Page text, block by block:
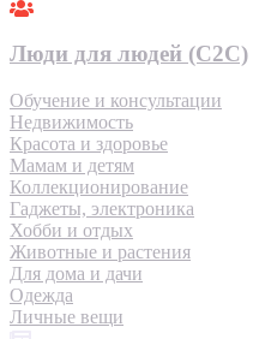
Люди для людей (С2С)
Обучение и консультации
Недвижимость
Красота и здоровье
Мамам и детям
Коллекционирование
Гаджеты, электроника
Хобби и отдых
Животные и растения
Для дома и дачи
Одежда
Личные вещи